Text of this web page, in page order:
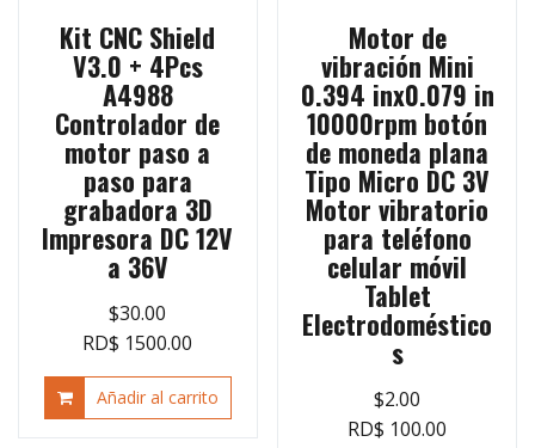
Kit CNC Shield
V3.0 + 4Pcs
A4988
Controlador de
motor paso a
paso para
grabadora 3D
Impresora DC 12V
a 36V
$30.00
RD$ 1500.00
Añadir al carrito
Motor de
vibración Mini
0.394 inx0.079 in
10000rpm botón
de moneda plana
Tipo Micro DC 3V
Motor vibratorio
para teléfono
celular móvil
Tablet
Electrodoméstico
s
$2.00
RD$ 100.00